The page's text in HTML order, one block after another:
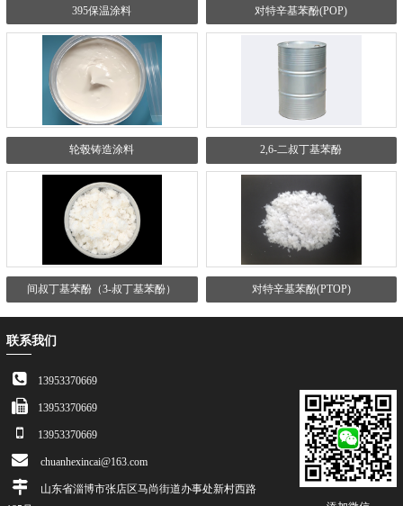
395保温涂料 对特辛基苯酚(POP)
轮毂铸造涂料 2,6-二叔丁基苯酚
间叔丁基苯酚（3-叔丁基苯酚） 对特辛基苯酚(PTOP)
联系我们
13953370669
13953370669
13953370669
chuanhexincai@163.com
山东省淄博市张店区马尚街道办事处新村西路